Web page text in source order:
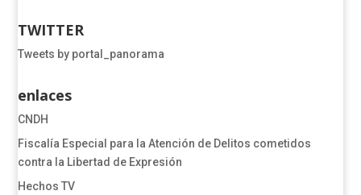
TWITTER
Tweets by portal_panorama
enlaces
CNDH
​​​​​​​​​​​​Fiscalía Especial para la Atención de Delitos cometidos
contra la Libertad de Expresión​
Hechos TV